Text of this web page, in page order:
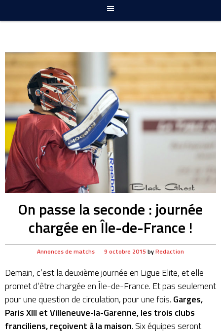
On passe la seconde : journée
chargée en Île-de-France !
Annonces de matchs 9 octobre 2015 byRedaction
Demain, c’est la deuxième journée en Ligue Elite, et elle
promet d’être chargée en Île-de-France. Et pas seulement
pour une question de circulation, pour une fois. Garges,
Paris XIII et Villeneuve-la-Garenne, les trois clubs
franciliens, reçoivent à la maison. Six équipes seront